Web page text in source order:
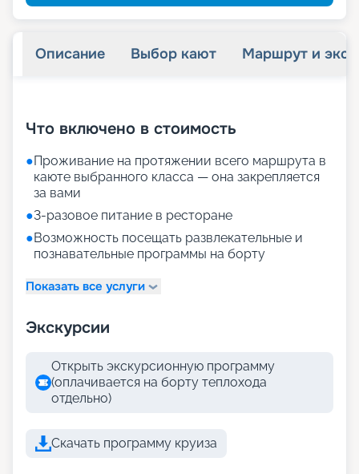
Описание Выбор кают Маршрут и
Что включено в стоимость
●Проживание на протяжении всего маршрута в
каюте выбранного класса — она закрепляется
за вами
●3-разовое питание в ресторане
●Возможность посещать развлекательные и
познавательные программы на борту
Показать все услуги
Экскурсии
Открыть экскурсионную программу
(оплачивается на борту теплохода
отдельно)
Скачать программу круиза